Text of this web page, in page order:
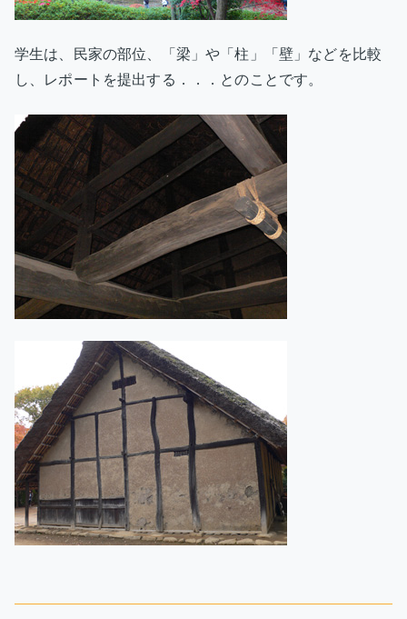
学生は、民家の部位、「梁」や「柱」「壁」などを比較
し、レポートを提出する．．．とのことです。